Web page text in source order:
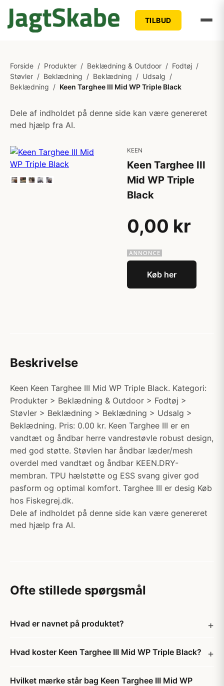
TILBUD
Forside / Produkter / Beklædning & Outdoor / Fodtøj /
Støvler / Beklædning / Beklædning / Udsalg /
Beklædning / Keen Targhee III Mid WP Triple Black
Dele af indholdet på denne side kan være genereret
med hjælp fra AI.
KEEN
Keen Targhee III
Mid WP Triple
Black
0,00 kr
Køb her
Beskrivelse
Keen Keen Targhee III Mid WP Triple Black. Kategori:
Produkter > Beklædning & Outdoor > Fodtøj >
Støvler > Beklædning > Beklædning > Udsalg >
Beklædning. Pris: 0.00 kr. Keen Targhee III er en
vandtæt og åndbar herre vandrestøvle robust design,
med god støtte. Støvlen har åndbar læder/mesh
overdel med vandtæt og åndbar KEEN.DRY-
membran. TPU hælstøtte og ESS svang giver god
pasform og optimal komfort. Targhee III er desig Køb
hos Fiskegrej.dk.
Dele af indholdet på denne side kan være genereret
med hjælp fra AI.
Ofte stillede spørgsmål
Hvad er navnet på produktet?
Hvad koster Keen Targhee III Mid WP Triple Black?
Hvilket mærke står bag Keen Targhee III Mid WP